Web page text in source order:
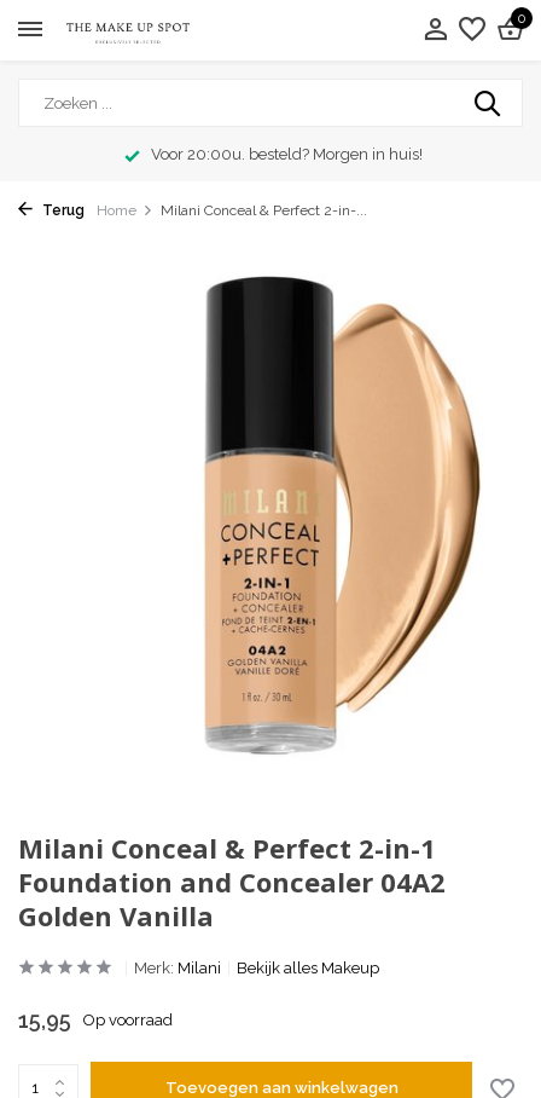
0
Voor 20:00u. besteld? Morgen in huis!
Terug Home Milani Conceal & Perfect 2-in-...
Milani Conceal & Perfect 2-in-1
Foundation and Concealer 04A2
Golden Vanilla
Merk: Milani Bekijk alles Makeup
15,95 Op voorraad
Toevoegen aan winkelwagen